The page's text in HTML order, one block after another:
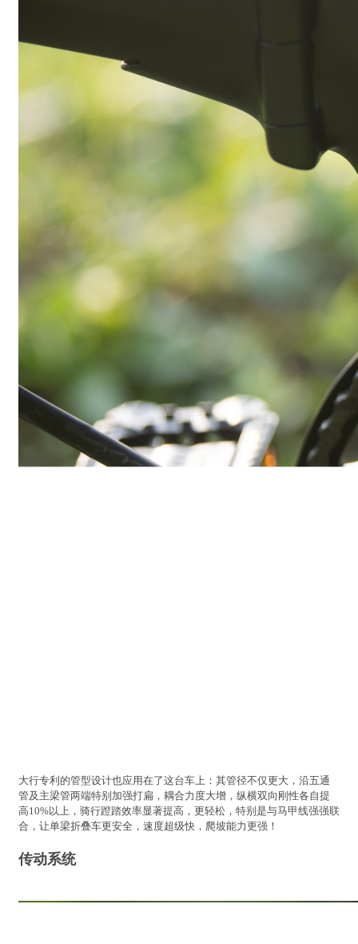
大行专利的管型设计也应用在了这台车上：其管径不仅更大，沿五通
管及主梁管两端特别加强打扁，耦合力度大增，纵横双向刚性各自提
高10%以上，骑行蹬踏效率显著提高，更轻松，特别是与马甲线强强联
合，让单梁折叠车更安全，速度超级快，爬坡能力更强！
传动系统